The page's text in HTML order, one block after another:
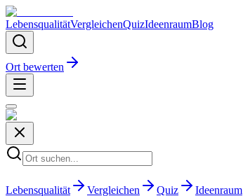
LebensqualitätVergleichenQuizIdeenraumBlog
Ort bewerten
Lebensqualität Vergleichen Quiz Ideenraum